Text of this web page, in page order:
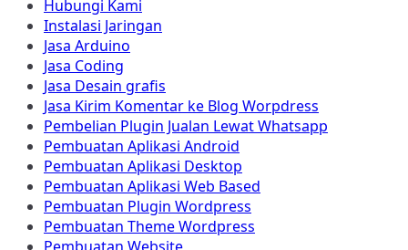
Hubungi Kami
Instalasi Jaringan
Jasa Arduino
Jasa Coding
Jasa Desain grafis
Jasa Kirim Komentar ke Blog Worpdress
Pembelian Plugin Jualan Lewat Whatsapp
Pembuatan Aplikasi Android
Pembuatan Aplikasi Desktop
Pembuatan Aplikasi Web Based
Pembuatan Plugin Wordpress
Pembuatan Theme Wordpress